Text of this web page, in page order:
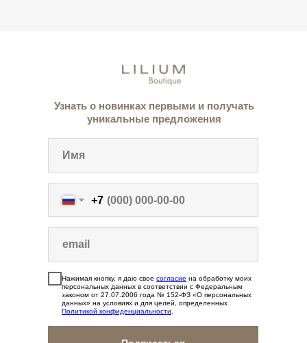
Узнать о новинках первыми и получать
уникальные предложения
+7
Нажимая кнопку, я даю свое согласие на обработку моих
персональных данных в соответствии с Федеральным
законом от 27.07.2006 года № 152-ФЗ «О персональных
данных» на условиях и для целей, определенных
Политикой конфиденциальности.